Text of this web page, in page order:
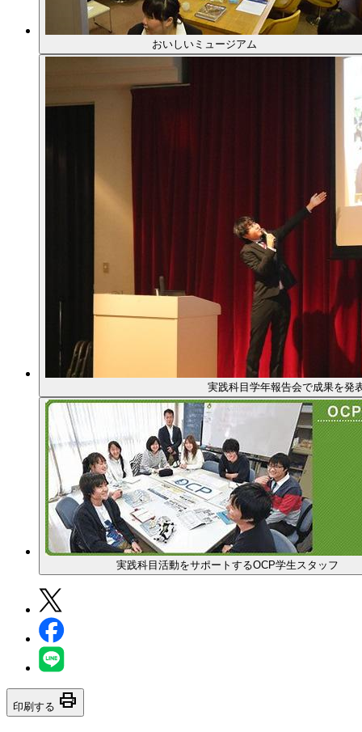
おいしいミュージアム
実践科目学年報告会で成果を発
実践科目活動をサポートするOCP学生スタッフ
印刷する print